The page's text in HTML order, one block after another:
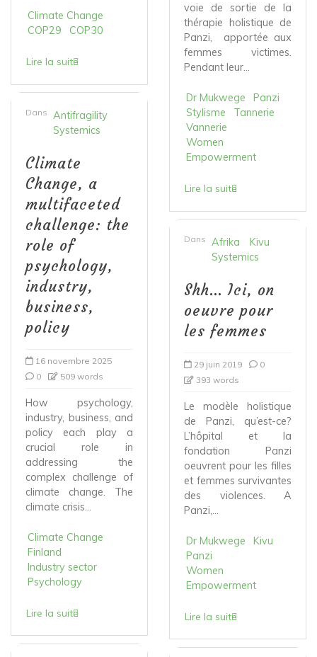
Climate Change
COP29
COP30
Lire la suite
Dans Antifragility
Systemics
Climate
Change, a
multifaceted
challenge: the
role of
psychology,
industry,
business,
policy
16 novembre 2025
0
509 words
How psychology,
industry, business, and
policy each play a
crucial role in
addressing the
complex challenge of
climate change. The
climate crisis...
Climate Change
Finland
Industry sector
Psychology
Lire la suite
voie de sortie de la
thérapie holistique de
Panzi, apportée aux
femmes victimes.
Pendant leur...
Dr Mukwege
Panzi
Stylisme
Tannerie
Vannerie
Women
Empowerment
Lire la suite
Dans Afrika
Kivu
Systemics
Shh… Ici, on
oeuvre pour
les femmes
29 juin 2019
0
393 words
Le modèle holistique
de Panzi, qu’est-ce?
L’hôpital et la
fondation Panzi
oeuvrent pour les filles
et femmes survivantes
des violences. A
Panzi,...
Dr Mukwege
Kivu
Panzi
Women
Empowerment
Lire la suite